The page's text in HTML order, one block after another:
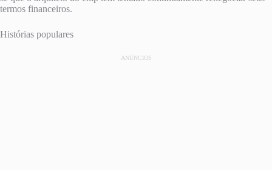
termos financeiros.
Histórias populares
ANÚNCIOS